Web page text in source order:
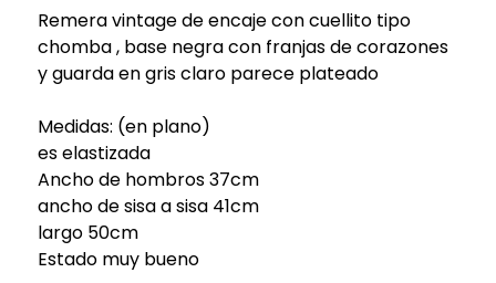
Remera vintage de encaje con cuellito tipo
chomba , base negra con franjas de corazones
y guarda en gris claro parece plateado
Medidas: (en plano)
es elastizada
Ancho de hombros 37cm
ancho de sisa a sisa 41cm
largo 50cm
Estado muy bueno